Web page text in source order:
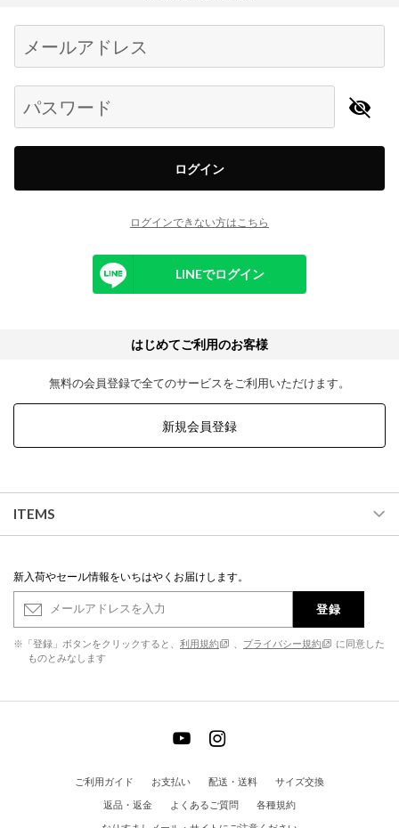
Begin typing for results.
メールアドレス
パスワード
ログイン
ログインできない方はこちら
LINEでログイン
はじめてご利用のお客様
無料の会員登録で全てのサービスをご利用いただけます。
新規会員登録
ITEMS
新入荷やセール情報をいちはやくお届けします。
登録
※「登録」ボタンをクリックすると、 利用規約 プライバシー規約
に同意した
ものとみなします
ご利用ガイド お支払い 配送・送料
サイズ交換
返品・返金
よくあるご質問
各種規約